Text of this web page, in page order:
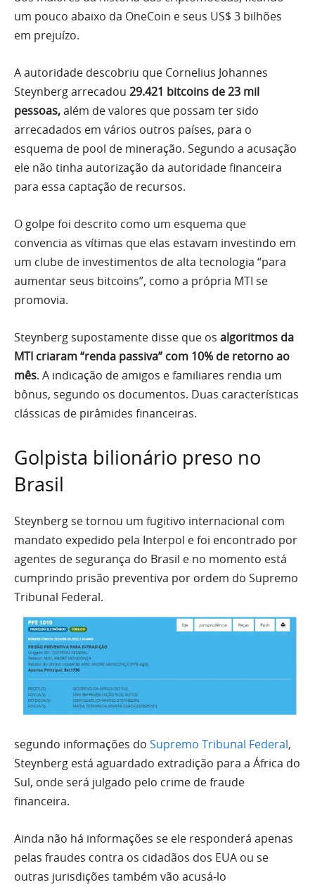
um pouco abaixo da OneCoin e seus US$ 3 bilhões
em prejuízo.
A autoridade descobriu que Cornelius Johannes
Steynberg arrecadou 29.421 bitcoins de 23 mil
pessoas,além de valores que possam ter sido
arrecadados em vários outros países, para o
esquema de pool de mineração. Segundo a acusação
ele não tinha autorização da autoridade financeira
para essa captação de recursos.
O golpe foi descrito como um esquema que
convencia as vítimas que elas estavam investindo em
um clube de investimentos de alta tecnologia “para
aumentar seus bitcoins”, como a própria MTI se
promovia.
Steynberg supostamente disse que os algoritmos da
MTI criaram “renda passiva” com 10% de retorno ao
mês. A indicação de amigos e familiares rendia um
bônus, segundo os documentos. Duas características
clássicas de pirâmides financeiras.
Golpista bilionário preso no
Brasil
Steynberg se tornou um fugitivo internacional com
mandato expedido pela Interpol e foi encontrado por
agentes de segurança do Brasil e no momento está
cumprindo prisão preventiva por ordem do Supremo
Tribunal Federal.
segundo informações do Supremo Tribunal Federal,
Steynberg está aguardado extradição para a África do
Sul, onde será julgado pelo crime de fraude
financeira.
Ainda não há informações se ele responderá apenas
pelas fraudes contra os cidadãos dos EUA ou se
outras jurisdições também vão acusá-lo